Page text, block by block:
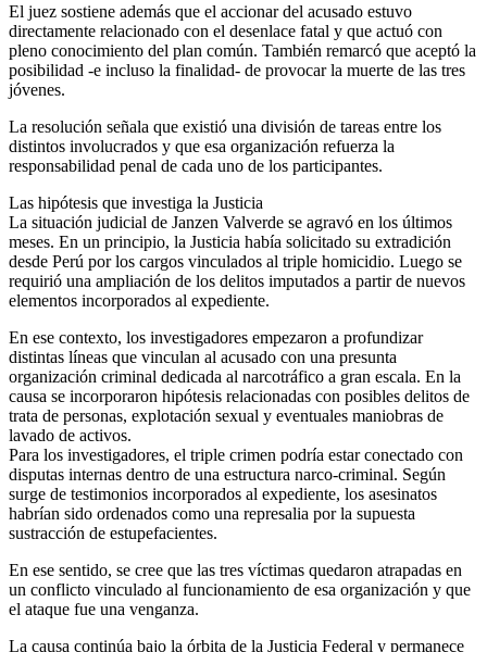
El juez sostiene además que el accionar del acusado estuvo
directamente relacionado con el desenlace fatal y que actuó con
pleno conocimiento del plan común. También remarcó que aceptó la
posibilidad -e incluso la finalidad- de provocar la muerte de las tres
jóvenes.
La resolución señala que existió una división de tareas entre los
distintos involucrados y que esa organización refuerza la
responsabilidad penal de cada uno de los participantes.
Las hipótesis que investiga la Justicia
La situación judicial de Janzen Valverde se agravó en los últimos
meses. En un principio, la Justicia había solicitado su extradición
desde Perú por los cargos vinculados al triple homicidio. Luego se
requirió una ampliación de los delitos imputados a partir de nuevos
elementos incorporados al expediente.
En ese contexto, los investigadores empezaron a profundizar
distintas líneas que vinculan al acusado con una presunta
organización criminal dedicada al narcotráfico a gran escala. En la
causa se incorporaron hipótesis relacionadas con posibles delitos de
trata de personas, explotación sexual y eventuales maniobras de
lavado de activos.
Para los investigadores, el triple crimen podría estar conectado con
disputas internas dentro de una estructura narco-criminal. Según
surge de testimonios incorporados al expediente, los asesinatos
habrían sido ordenados como una represalia por la supuesta
sustracción de estupefacientes.
En ese sentido, se cree que las tres víctimas quedaron atrapadas en
un conflicto vinculado al funcionamiento de esa organización y que
el ataque fue una venganza.
La causa continúa bajo la órbita de la Justicia Federal y permanece